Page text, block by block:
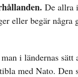
De allra
eller begär
i ländernas
med Nato. Den